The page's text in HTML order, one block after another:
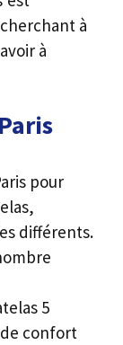
à
à
​pour
différents.
5
confort